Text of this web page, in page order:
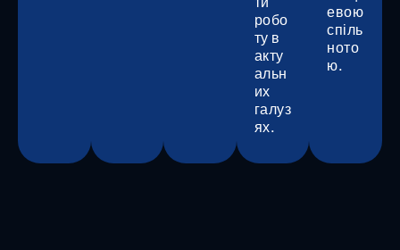
робо
ту в
акту
альн
их
галуз
ях.
евою
спіль
ното
ю.